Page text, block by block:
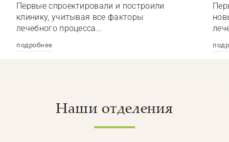
Первые спроектировали и построили
клинику, учитывая все факторы
лечебного процесса…
подробнее
Наши отделения